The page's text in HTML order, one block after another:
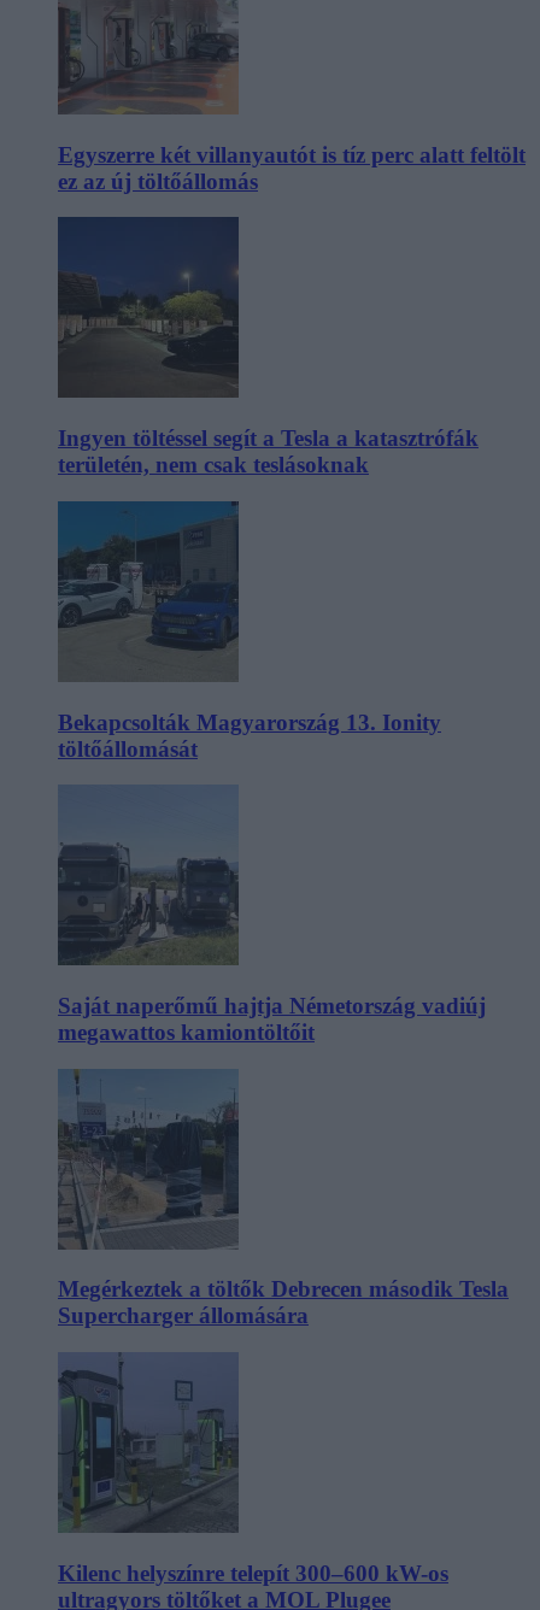
Egyszerre két villanyautót is tíz perc alatt feltölt
ez az új töltőállomás
Ingyen töltéssel segít a Tesla a katasztrófák
területén, nem csak teslásoknak
Bekapcsolták Magyarország 13. Ionity
töltőállomását
Saját naperőmű hajtja Németország vadiúj
megawattos kamiontöltőit
Megérkeztek a töltők Debrecen második Tesla
Supercharger állomására
Kilenc helyszínre telepít 300–600 kW-os
ultragyors töltőket a MOL Plugee